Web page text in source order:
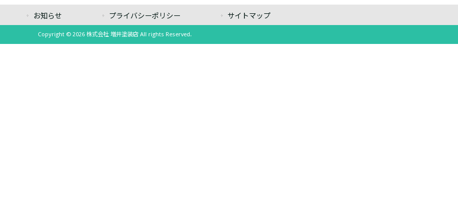
お知らせ プライバシーポリシー サイトマップ
Copyright © 2026 株式会社 増井塗装店 All rights Reserved.